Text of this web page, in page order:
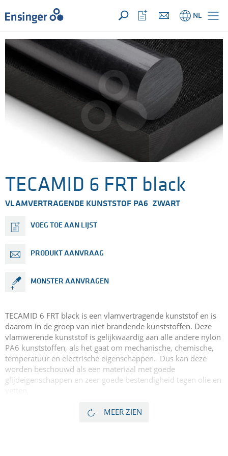
UW aanvraag ({{productCount}} Produkten)OPEN
Startpagina NL
Bekijk
favorietenlijst
TECAMID 6 FRT black
VLAMVERTRAGENDE KUNSTSTOF PA6 ZWART
VOEG TOE AAN LIJST
PRODUKT AANVRAAG
MONSTER AANVRAGEN
TECAMID 6 FRT black is een vlamvertragende kunststof en is
daarom in de groep van niet brandende kunststoffen. Deze
vlamwerende kunststof is gelijkwaardig aan alle andere nylon
PA6 kunststoffen, als het gaat om mechanische, chemische,
temperatuur en electrische eigenschappen. Dus kan deze
worden beschouwd als een materiaal met goede
glijdeigenschappen en zeer goede bestendigheid tegen olie en
volgens UL94 V-0 kunststof classificatie. Vergeleken met
MEER ZIEN